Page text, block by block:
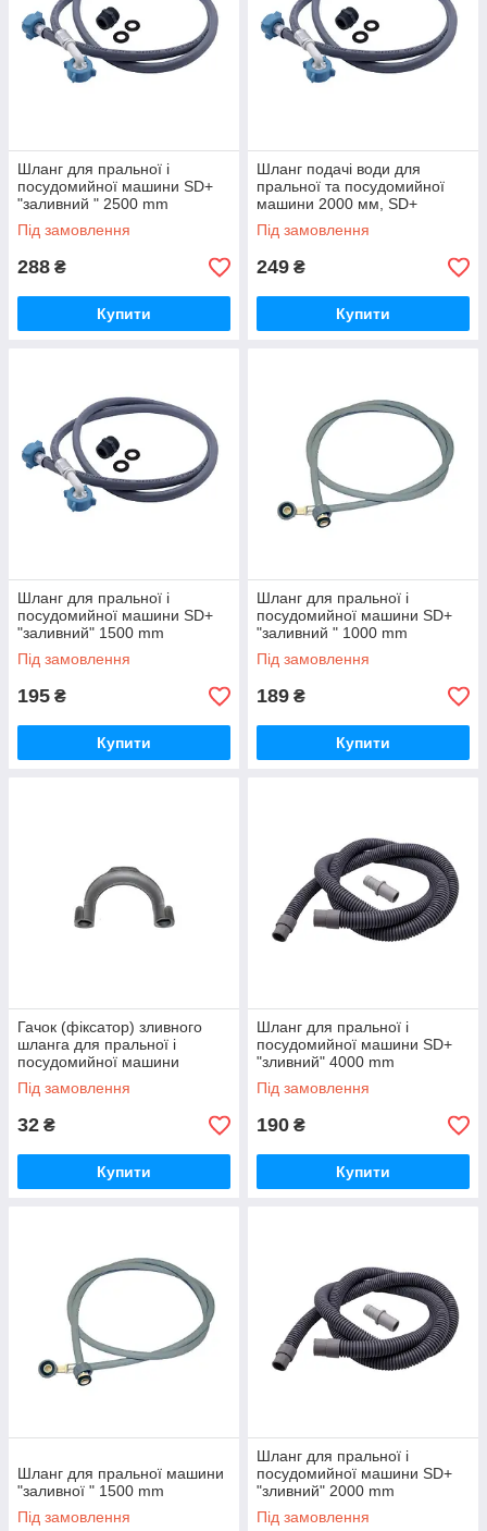
Шланг для пральної і
посудомийної машини SD+
"заливний " 2500 mm
Під замовлення
288 ₴
Купити
Шланг подачі води для
пральної та посудомийної
машини 2000 мм, SD+
Thermo Alliance (90°)
Під замовлення
249 ₴
Купити
Шланг для пральної і
посудомийної машини SD+
"заливний" 1500 mm
Під замовлення
195 ₴
Купити
Шланг для пральної і
посудомийної машини SD+
"заливний " 1000 mm
Під замовлення
189 ₴
Купити
Гачок (фіксатор) зливного
шланга для пральної і
посудомийної машини
Під замовлення
32 ₴
Купити
Шланг для пральної і
посудомийної машини SD+
"зливний" 4000 mm
Під замовлення
190 ₴
Купити
Шланг для пральної машини
"заливної " 1500 mm
Під замовлення
Шланг для пральної і
посудомийної машини SD+
"зливний" 2000 mm
Під замовлення